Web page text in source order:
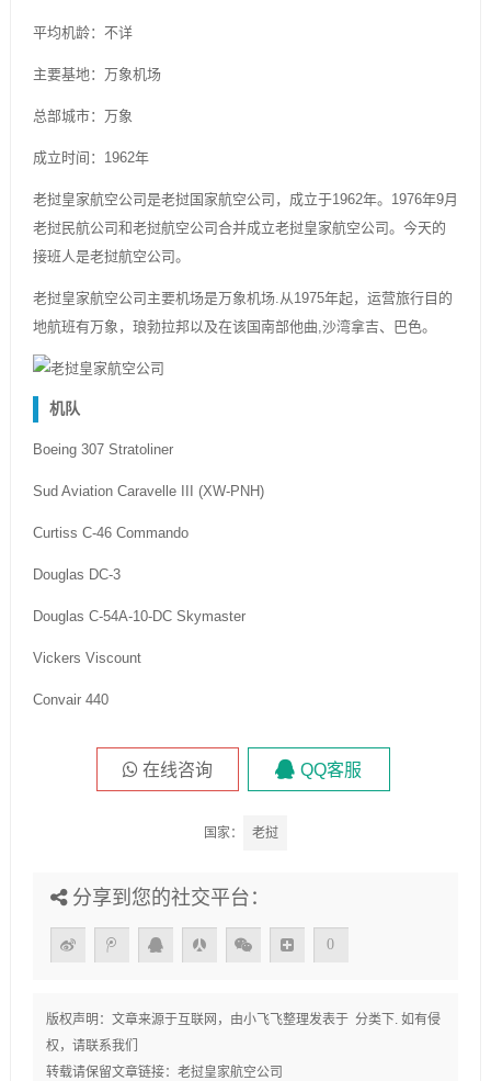
平均机龄：不详
主要基地：万象机场
总部城市：万象
成立时间：1962年
老挝皇家航空公司是老挝国家航空公司，成立于1962年。1976年9月
老挝民航公司和老挝航空公司合并成立老挝皇家航空公司。今天的
接班人是老挝航空公司。
老挝皇家航空公司主要机场是万象机场.从1975年起，运营旅行目的
地航班有万象，琅勃拉邦以及在该国南部他曲,沙湾拿吉、巴色。
机队
Boeing 307 Stratoliner
Sud Aviation Caravelle III (XW-PNH)
Curtiss C-46 Commando
Douglas DC-3
Douglas C-54A-10-DC Skymaster
Vickers Viscount
Convair 440
在线咨询 QQ客服
国家： 老挝
分享到您的社交平台：
0
版权声明：文章来源于互联网，由小飞飞整理发表于 分类下. 如有侵
权，请联系我们
转载请保留文章链接： 老挝皇家航空公司